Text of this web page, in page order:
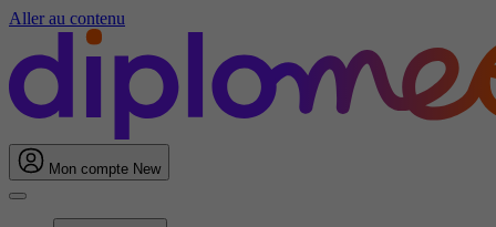
Aller au contenu
Mon compte New